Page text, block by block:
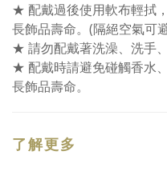
★ 配戴過後使用軟布輕拭
長飾品壽命。(隔絕空氣可
★ 請勿配戴著洗澡、洗手、
★ 配戴時請避免碰觸香水
長飾品壽命。
了解更多